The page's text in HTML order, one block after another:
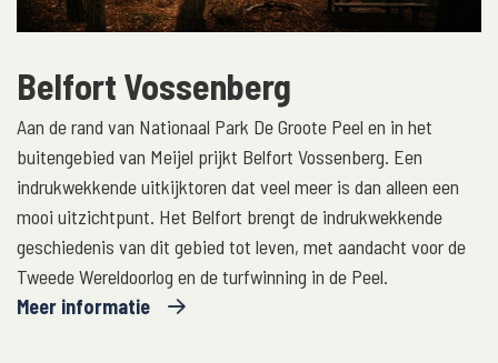
Belfort Vossenberg
Aan de rand van Nationaal Park De Groote Peel en in het
buitengebied van Meijel prijkt Belfort Vossenberg. Een
indrukwekkende uitkijktoren dat veel meer is dan alleen een
mooi uitzichtpunt. Het Belfort brengt de indrukwekkende
geschiedenis van dit gebied tot leven, met aandacht voor de
Tweede Wereldoorlog en de turfwinning in de Peel.
Meer informatie